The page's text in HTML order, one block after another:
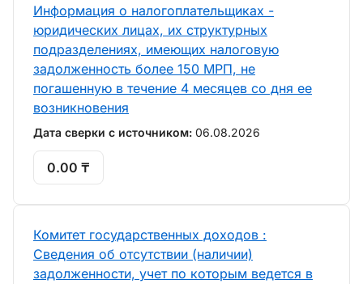
Информация о налогоплательщиках -
юридических лицах, их структурных
подразделениях, имеющих налоговую
задолженность более 150 МРП, не
погашенную в течение 4 месяцев со дня ее
возникновения
Дата сверки с источником: 06.08.2026
0.00 ₸
Комитет государственных доходов :
Сведения об отсутствии (наличии)
задолженности, учет по которым ведется в